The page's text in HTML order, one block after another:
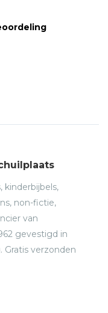
kinderbijbels,
non-fictie,
van
gevestigd in
Gratis verzonden